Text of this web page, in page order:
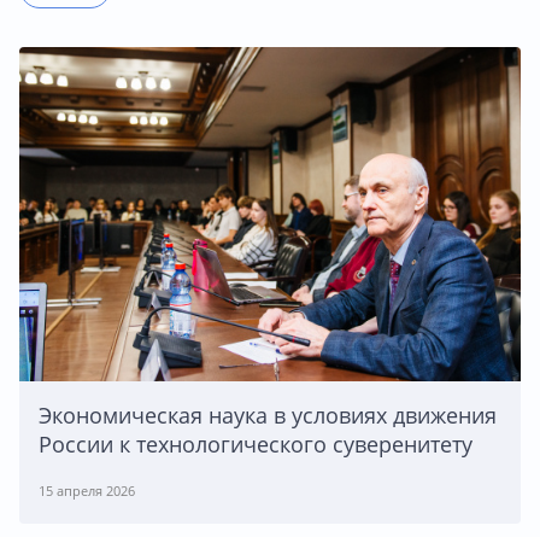
Экономическая наука в условиях движения
России к технологического суверенитету
15 апреля 2026